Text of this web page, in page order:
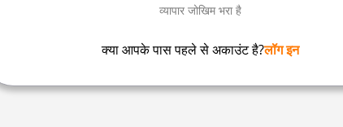
व्यापार जोखिम भरा है
क्या आपके पास पहले से अकाउंट है?लॉग इन